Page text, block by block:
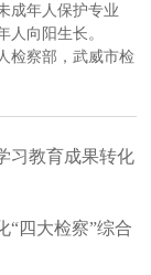
成年人保护专业
人向阳生长。
检察部，武威市检
习教育成果转化
“四大检察”综合